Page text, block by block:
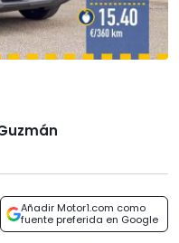
Añadir Motor1.com como
fuente preferida en Google